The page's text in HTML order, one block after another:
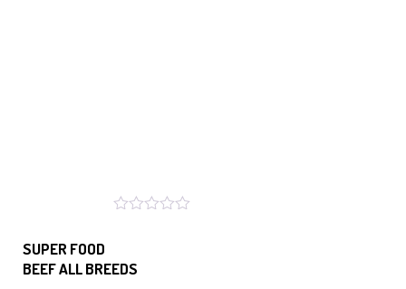
SUPER FOOD
BEEF ALL BREEDS